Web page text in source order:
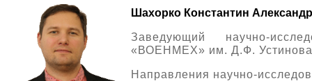
Шахорко Константин
Заведующий научно-
«ВОЕНМЕХ» им. Д.Ф. Устинова
Направления научно-